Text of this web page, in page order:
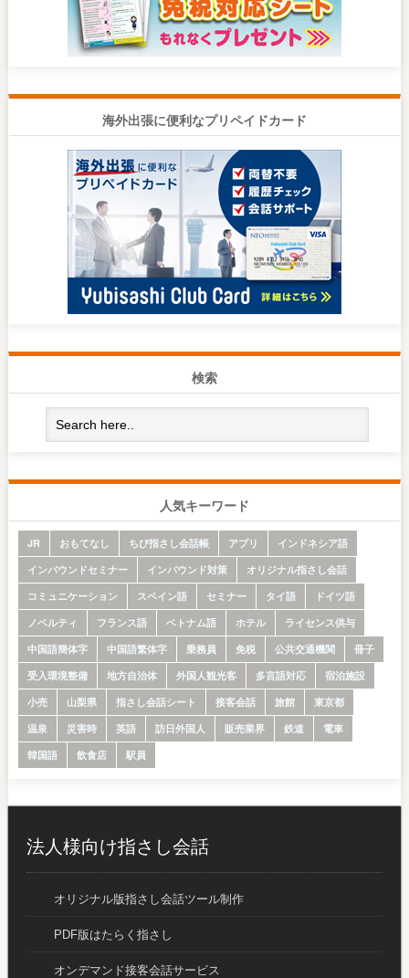
海外出張に便利なプリペイドカード
検索
人気キーワード
JR おもてなし ちび指さし会話帳 アプリ
インドネシア語
インバウンドセミナー
インバウンド対策
オリジナル指さし会話
コミュニケーション
スペイン語 セミナー タイ語
ドイツ語
ノベルティ
フランス語 ベトナム語 ホテル
ライセンス供与
中国語簡体字
中国語繁体字 乗務員 免税 公共交通機関
冊子
受入環境整備
地方自治体 外国人観光客 多言語対応
宿泊施設
小売
山梨県 指さし会話シート 接客会話 旅館
東京都
温泉
災害時 英語 訪日外国人 販売業界 鉄道
電車
韓国語
飲食店 駅員
法人様向け指さし会話
オリジナル版指さし会話ツール制作
PDF版はたらく指さし
オンデマンド接客会話サービス